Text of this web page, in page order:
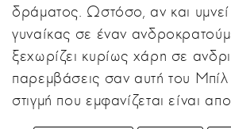
δράματος. Ωστόσο, αν και
γυναίκας σε έναν
ξεχωρίζει κυρίως χάρη σε
παρεμβάσεις σαν αυτή του
στιγμή που εμφανίζεται είναι